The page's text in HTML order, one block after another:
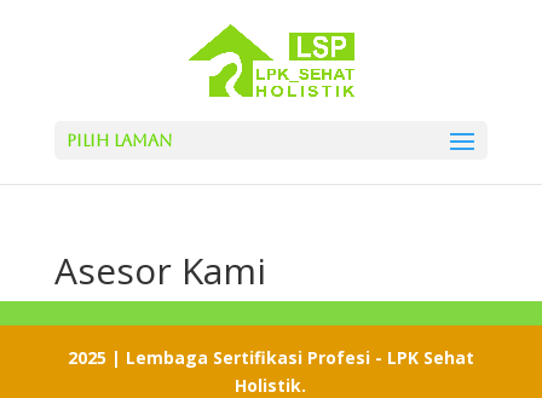
Pilih Laman
Asesor Kami
2025 | Lembaga Sertifikasi Profesi - LPK Sehat
Holistik.